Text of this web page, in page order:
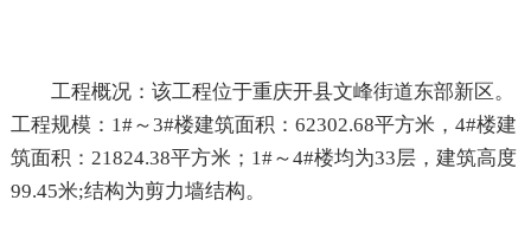
工程概况：该工程位于重庆开县文峰街道东部新区。
工程规模：1#～3#楼建筑面积：62302.68平方米，4#楼建
筑面积：21824.38平方米；1#～4#楼均为33层，建筑高度
99.45米;结构为剪力墙结构。